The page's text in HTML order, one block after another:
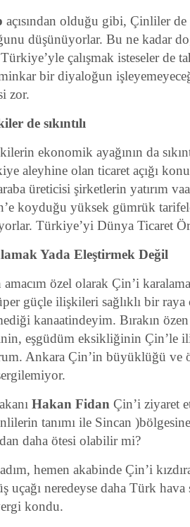
açısından olduğu gibi, Çinliler de
düşünüyorlar. Bu ne kadar
çalışmak isteseler de
bir diyaloğun
zor.
de sıkıntılı
ekonomik ayağının da
aleyhine olan ticaret açığı
üreticisi şirketlerin yatırım
koyduğu yüksek gümrük
Türkiye’yi Dünya Ticaret
Yada Eleştirmek Değil
özel olarak Çin’i
güçle ilişkileri sağlıklı bir
kanaatindeyim. Bırakın
eşgüdüm eksikliğinin Çin’le
Ankara Çin’in büyüklüğü ve
Hakan Fidan Çin’i ziyaret
tanımı ile Sincan
daha ötesi olabilir mi?
hemen akabinde Çin’i
uçağı neredeyse daha Türk
kondu.